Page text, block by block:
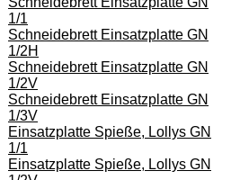
1/1
Schneidebrett Einsatzplatte GN
1/2H
Schneidebrett Einsatzplatte GN
1/2V
Schneidebrett Einsatzplatte GN
1/3V
Einsatzplatte Spieße, Lollys GN
1/1
Einsatzplatte Spieße, Lollys GN